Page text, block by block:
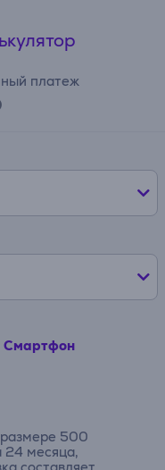
платеж
Смартфон
500
24 месяца,
составляет